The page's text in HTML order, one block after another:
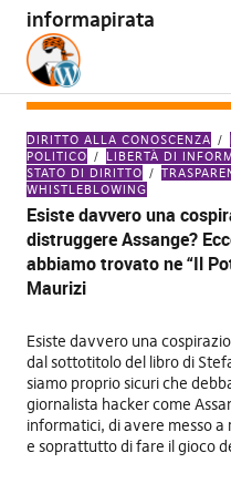
informapirata
CATEGORIA:
DIRITTO ALLA CONOSCENZA
POLITICO
LIBERTÀ DI
STATO DI DIRITTO
WHISTLEBLOWING
Esiste davvero una
distruggere Assange?
abbiamo trovato ne “Il
Maurizi
Esiste davvero una
dal sottotitolo del libro di
siamo proprio sicuri che
giornalista hacker come
informatici, di avere messo a
e soprattutto di fare il gioco